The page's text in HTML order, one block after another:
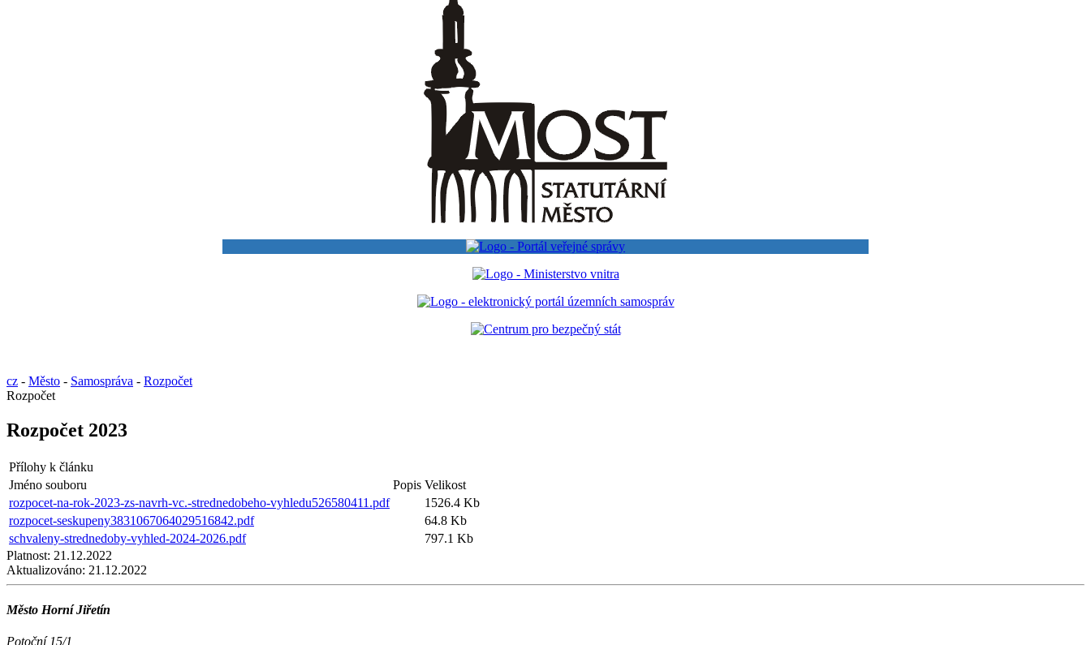
cz - Město - Samospráva - Rozpočet
Rozpočet
Rozpočet 2023
Přílohy k článku
Jméno souboru
Popis Velikost
rozpocet-na-rok-2023-zs-navrh-vc.-strednedobeho-vyhledu526580411.pdf
1526.4 Kb
rozpocet-seskupeny3831067064029516842.pdf
64.8 Kb
schvaleny-strednedoby-vyhled-2024-2026.pdf
797.1 Kb
Platnost: 21.12.2022
Aktualizováno: 21.12.2022
Město Horní Jiřetín
Potoční 15/1